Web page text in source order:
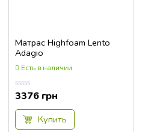
Матрас Highfoam Lento
Adagio
Есть в наличии
Оценка
0.00
из
3376 грн
Купить